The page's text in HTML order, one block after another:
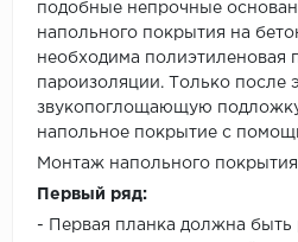
подобные непрочные
напольного покрытия на
необходима полиэтиленовая
пароизоляции. Только после
звукопоглощающую
напольное покрытие с
Монтаж напольного
Первый ряд:
- Первая планка должна быть